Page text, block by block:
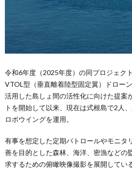
令和6年度（2025年度）の同プロジェク
VTOL型（垂直離着陸型固定翼）ドロー
活用した島しょ間の活性化に向けた提案
トを開始して以来、現在は式根島で2人
ロボウイングを運用。
有事を想定した定期パトロールやモニタ
善を目的とした森林、海洋、密漁などの
求するための俯瞰映像撮影を展開している